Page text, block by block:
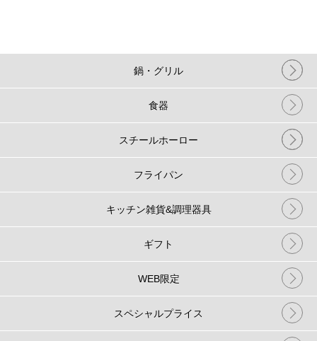
鍋・グリル
食器
スチールホーロー
フライパン
キッチン雑貨&調理器具
ギフト
WEB限定
スペシャルプライス